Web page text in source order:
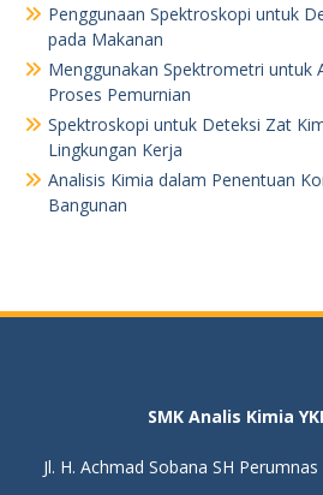
Penggunaan Spektroskopi untuk
pada Makanan
Menggunakan Spektrometri untuk
Proses Pemurnian
Spektroskopi untuk Deteksi Zat
Lingkungan Kerja
Analisis Kimia dalam Penentuan
Bangunan
SMK Analis Kimia
Jl. H. Achmad Sobana SH